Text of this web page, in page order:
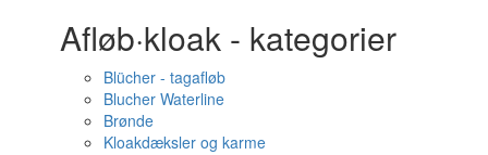
Afløb·kloak - kategorier
Blücher - tagafløb
Blucher Waterline
Brønde
Kloakdæksler og karme